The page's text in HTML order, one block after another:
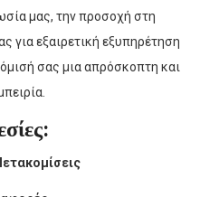
μας, την προσοχή στη
για εξαιρετική εξυπηρέτηση
σας μια απρόσκοπτη και